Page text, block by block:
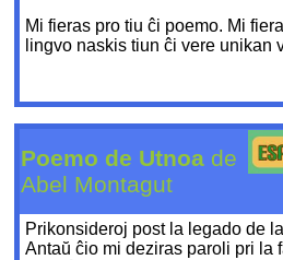
Mi fieras pro tiu ĉi poemo. Mi
lingvo naskis tiun ĉi vere unikan
Poemo de Utnoa de
Abel Montagut
Prikonsideroj post la legado de
Antaŭ ĉio mi deziras paroli pri la